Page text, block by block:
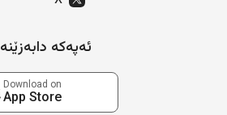
ئەپەکە دابەزێنە
Download on
App Store